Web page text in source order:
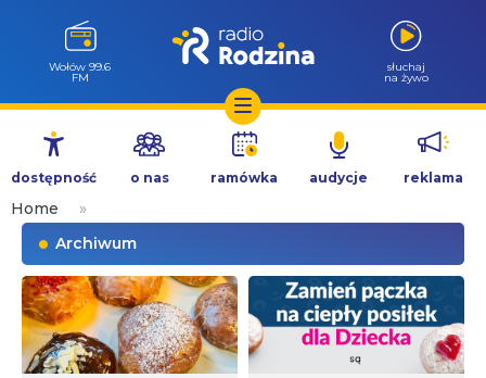
Przejdź
treści
Wołów 99.6
FM
słuchaj
na żywo
dostępność o nas ramówka audycje reklama
Home
»
Archiwum